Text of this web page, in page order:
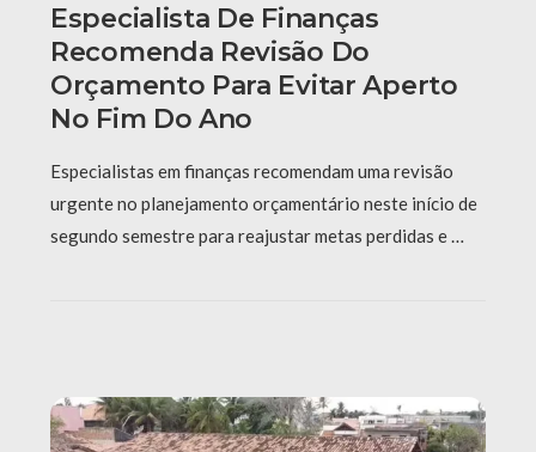
Especialista De Finanças
Recomenda Revisão Do
Orçamento Para Evitar Aperto
No Fim Do Ano
Especialistas em finanças recomendam uma revisão
urgente no planejamento orçamentário neste início de
segundo semestre para reajustar metas perdidas e …